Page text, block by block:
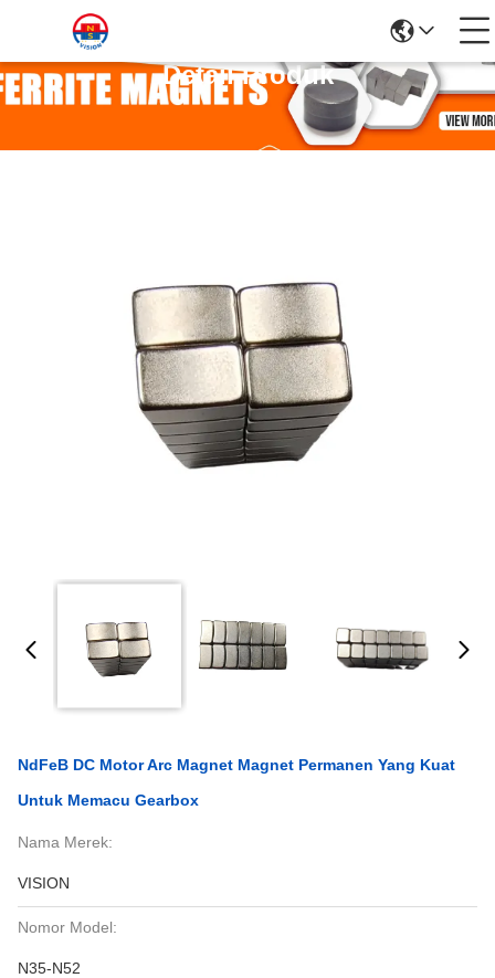
Detail Produk
NdFeB DC Motor Arc Magnet Magnet Permanen Yang Kuat
Untuk Memacu Gearbox
Nama Merek:
VISION
Nomor Model:
N35-N52